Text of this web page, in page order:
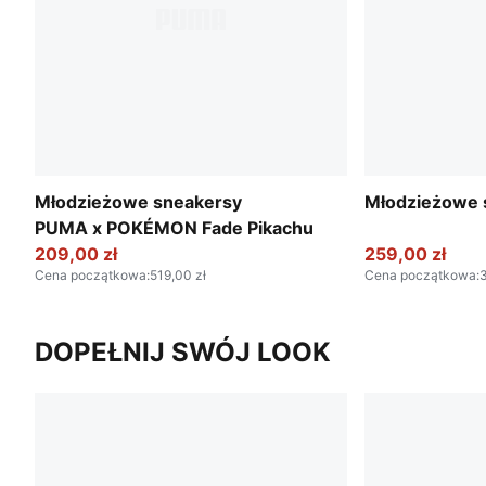
Młodzieżowe sneakersy
PUMA x POKÉMON Fade Pikachu
209,00 zł
Cena początkowa:519,00 zł
Młodzieżowe
259,00 zł
Cena początkowa:
DOPEŁNIJ SWÓJ LOOK